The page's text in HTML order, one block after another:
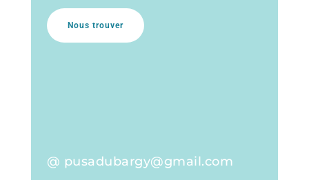
Nous trouver
@ pusadubargy@gmail.com